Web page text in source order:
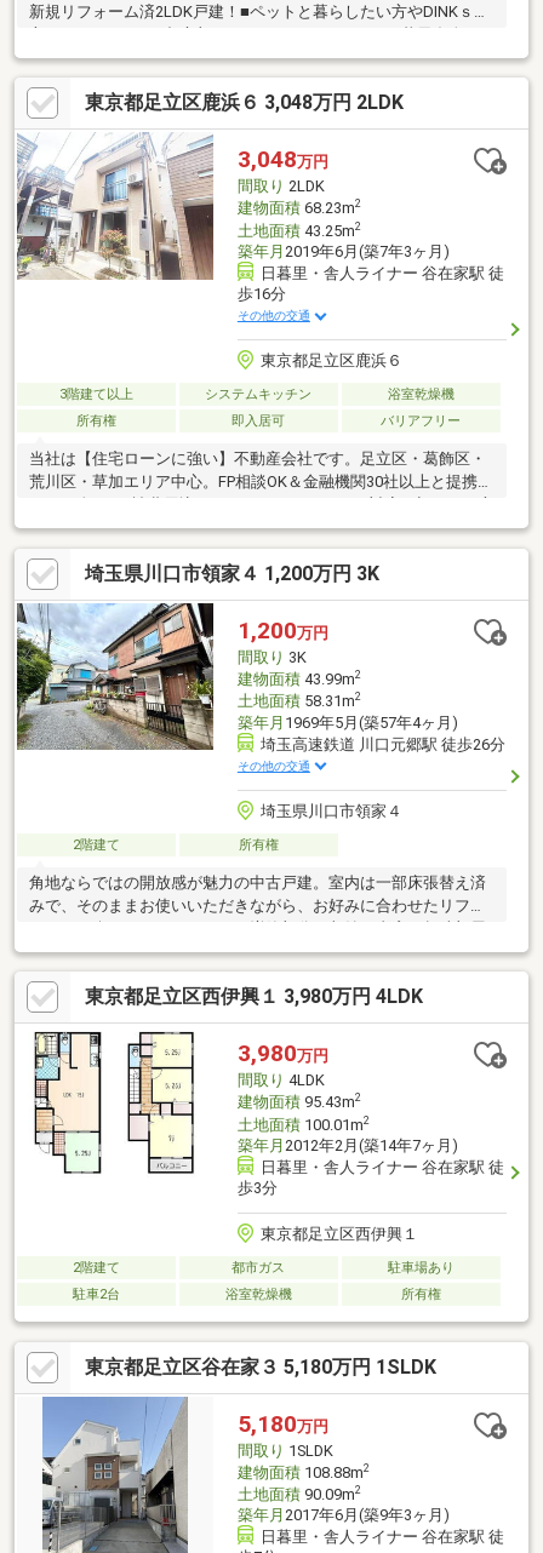
新規リフォーム済2LDK戸建！■ペットと暮らしたい方やDINKｓの
方にもぴったり！■都心部へのアクセスもしやすい日暮里舎人ラ
イナー利用■コンビニ・スーパー徒歩5分圏内で生活便利♪【当日
の見学・来店も大歓迎です♪】見学はしたいけど、忙しくて見に行
く時間がない・・・そんな方に出勤前や仕事終わりにマイホーム
を見学できるサポートをさせて頂きます！まずはご相談下さい
♪■FP(ファイナンシャルプランナー)個別相談実施中！生涯のお金
の計算書（ライフプランニングシート）を無料で作成！
東京都足立区鹿浜６ 3,048万円 2LDK
3,048万円
間取り 2LDK
建物面積68.23m2
土地面積43.25m2
築年月 2019年6月(築7年3ヶ月)
日暮里・舎人ライナー 谷在家駅 徒
歩16分
その他の交通
東京都足立区鹿浜６
3階建て以上 システムキッチン
浴室乾燥機
所有権
即入居可 バリアフリー
当社は【住宅ローンに強い】不動産会社です。足立区・葛飾区・
荒川区・草加エリア中心。FP相談OK＆金融機関30社以上と提携
や、他社で住宅ローンが難しかった方も安心してご相談くださ
い。▼資料請求・内覧予約 受付中▼フリーダイヤル：0120-699-
295電話が苦手な方は【下記パンフレット内LINE】から相談も可
能です。
埼玉県川口市領家４ 1,200万円 3K
1,200万円
間取り 3K
建物面積43.99m2
土地面積58.31m2
築年月 1969年5月(築57年4ヶ月)
埼玉高速鉄道 川口元郷駅 徒歩26分
その他の交通
埼玉県川口市領家４
2階建て 所有権
角地ならではの開放感が魅力の中古戸建。室内は一部床張替え済
みで、そのままお使いいただきながら、お好みに合わせたリフォ
ームもお楽しみいただけます。増築部分は収納や書斎、趣味部屋
など多目的に活用可能です！周辺にはスーパーやコンビニ、公園
が点在し、毎日のお買い物にも便利な住環境。「川口元郷」駅利
用で都心へのアクセスも良好です。住まいとしても土地としても
ご検討いただける一邸です。
東京都足立区西伊興１ 3,980万円 4LDK
3,980万円
間取り 4LDK
建物面積95.43m2
土地面積100.01m2
築年月 2012年2月(築14年7ヶ月)
日暮里・舎人ライナー 谷在家駅 徒
歩3分
東京都足立区西伊興１
2階建て 都市ガス
駐車場あり
駐車2台
浴室乾燥機 所有権
東京都足立区谷在家３ 5,180万円 1SLDK
5,180万円
間取り 1SLDK
建物面積108.88m2
土地面積90.09m2
築年月 2017年6月(築9年3ヶ月)
日暮里・舎人ライナー 谷在家駅 徒